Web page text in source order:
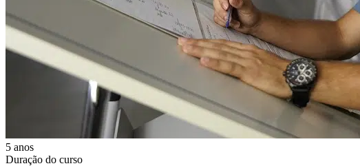
5 anos
Duração do curso